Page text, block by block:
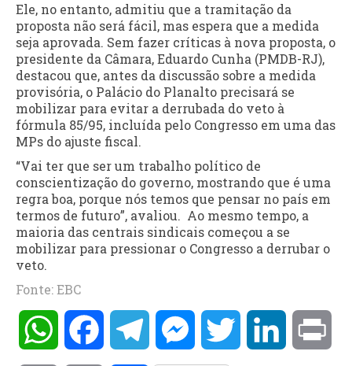
Ele, no entanto, admitiu que a tramitação da
proposta não será fácil, mas espera que a medida
seja aprovada. Sem fazer críticas à nova proposta, o
presidente da Câmara, Eduardo Cunha (PMDB-RJ),
destacou que, antes da discussão sobre a medida
provisória, o Palácio do Planalto precisará se
mobilizar para evitar a derrubada do veto à
fórmula 85/95, incluída pelo Congresso em uma das
MPs do ajuste fiscal.
“Vai ter que ser um trabalho político de
conscientização do governo, mostrando que é uma
regra boa, porque nós temos que pensar no país em
termos de futuro”, avaliou. Ao mesmo tempo, a
maioria das centrais sindicais começou a se
mobilizar para pressionar o Congresso a derrubar o
veto.
Fonte: EBC
WhatsAppFacebookTelegramMessengerTwitter LinkedIn